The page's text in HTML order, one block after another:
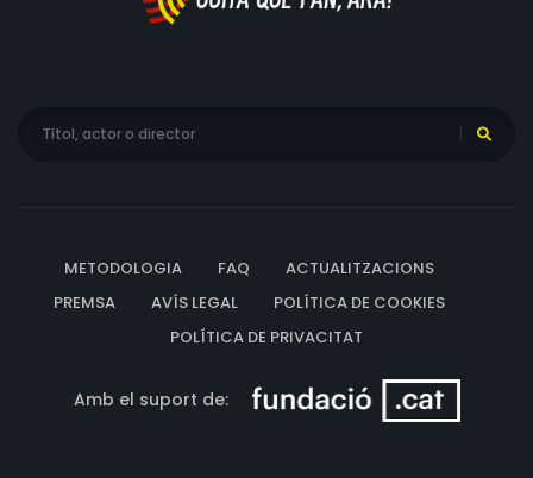
METODOLOGIA FAQ
ACTUALITZACIONS
PREMSA
AVÍS LEGAL
POLÍTICA DE COOKIES
POLÍTICA DE PRIVACITAT
Amb el suport de: